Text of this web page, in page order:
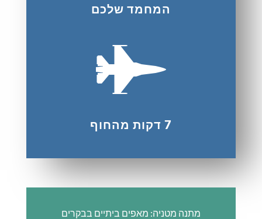
המחמד שלכם

7 דקות מהחוף
מתנה מטניה: מאפים ביתיים בבקרים